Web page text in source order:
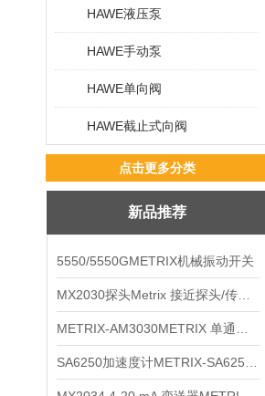
HAWE液压泵
HAWE手动泵
HAWE单向阀
HAWE截止式向阀
点击更多分类
新品推荐
5550/5550GMETRIX机械振动开关